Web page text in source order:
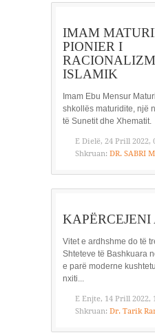
IMAM
PIONIER I
ISLAMIK
Imam Ebu Mensur
shkollës maturidite, një
të Sunetit dhe Xhematit.
E Dielë, 24 Prill 2022,
Shkruan: DR. SABRI
KAPËRCEJENI
Vitet e ardhshme do të
Shteteve të Bashkuara
e parë moderne
nxiti...
E Enjte, 14 Prill 2022,
Shkruan: Dr. Tarik